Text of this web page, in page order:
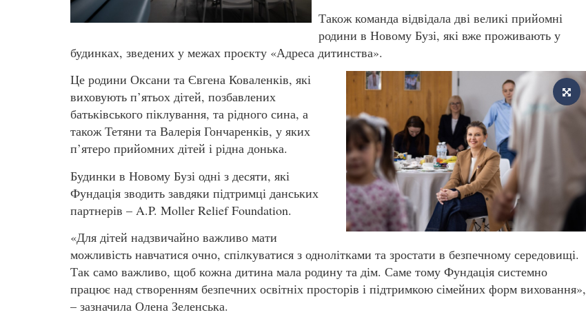
Також команда відвідала дві великі прийомні
родини в Новому Бузі, які вже проживають у
будинках, зведених у межах проєкту «Адреса дитинства».
Це родини Оксани та Євгена Коваленків, які
виховують п’ятьох дітей, позбавлених
батьківського піклування, та рідного сина, а
також Тетяни та Валерія Гончаренків, у яких
п’ятеро прийомних дітей і рідна донька.
Будинки в Новому Бузі одні з десяти, які
Фундація зводить завдяки підтримці данських
партнерів – A.P. Moller Relief Foundation.
«Для дітей надзвичайно важливо мати
можливість навчатися очно, спілкуватися з однолітками та зростати в безпечному середовищі.
Так само важливо, щоб кожна дитина мала родину та дім. Саме тому Фундація системно
працює над створенням безпечних освітніх просторів і підтримкою сімейних форм виховання»,
– зазначила Олена Зеленська.